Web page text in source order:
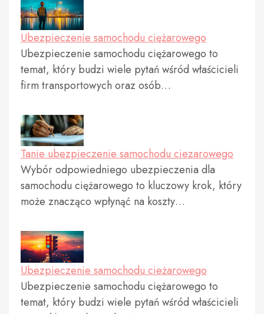
Ubezpieczenie samochodu ciężarowego
Ubezpieczenie samochodu ciężarowego to
temat, który budzi wiele pytań wśród właścicieli
firm transportowych oraz osób…
Tanie ubezpieczenie samochodu ciezarowego
Wybór odpowiedniego ubezpieczenia dla
samochodu ciężarowego to kluczowy krok, który
może znacząco wpłynąć na koszty…
Ubezpieczenie samochodu cieżarowego
Ubezpieczenie samochodu ciężarowego to
temat, który budzi wiele pytań wśród właścicieli